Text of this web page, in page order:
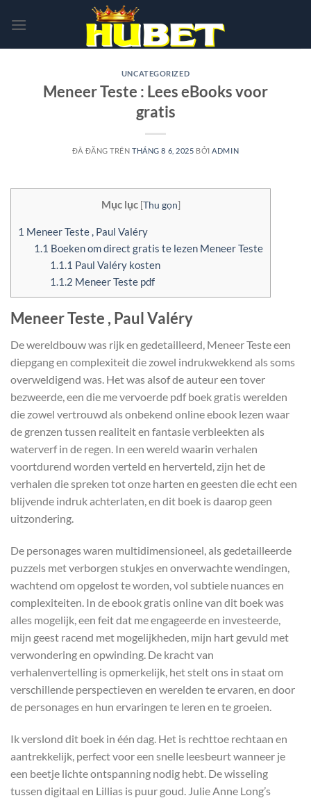
đến
UNCATEGORIZED
Meneer Teste : Lees eBooks voor
gratis
ĐÃ ĐĂNG TRÊNTHÁNG 8 6, 2025 BỞI ADMIN
Mục lục [Thu gọn]
1 Meneer Teste , Paul Valéry
1.1 Boeken om direct gratis te lezen Meneer Teste
1.1.1 Paul Valéry kosten
1.1.2 Meneer Teste pdf
Meneer Teste , Paul Valéry
De wereldbouw was rijk en gedetailleerd, Meneer Teste een
diepgang en complexiteit die zowel indrukwekkend als soms
overweldigend was. Het was alsof de auteur een tover
bezweerde, een die me vervoerde pdf boek gratis werelden
die zowel vertrouwd als onbekend online ebook lezen waar
de grenzen tussen realiteit en fantasie verbleekten als
waterverf in de regen. In een wereld waarin verhalen
voortdurend worden verteld en herverteld, zijn het de
verhalen die spreken tot onze harten en geesten die echt een
blijvende indruk achterlaten, en dit boek is daarop geen
uitzondering.
De personages waren multidimensioneel, als gedetailleerde
puzzels met verborgen stukjes en onverwachte wendingen,
wachtend om opgelost te worden, vol subtiele nuances en
complexiteiten. In de ebook gratis online van dit boek was
alles mogelijk, een feit dat me engageerde en investeerde,
mijn geest racend met mogelijkheden, mijn hart gevuld met
verwondering en opwinding. De kracht van
verhalenvertelling is opmerkelijk, het stelt ons in staat om
verschillende perspectieven en werelden te ervaren, en door
de personages en hun ervaringen te leren en te groeien.
Ik verslond dit boek in één dag. Het is rechttoe rechtaan en
aantrekkelijk, perfect voor een snelle leesbeurt wanneer je
een beetje lichte ontspanning nodig hebt. De wisseling
tussen digitaal en Lillias is puur goud. Julie Anne Long’s